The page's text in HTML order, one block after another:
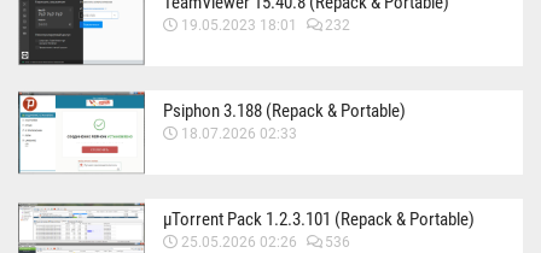
19.05.2023 18:01 232
Psiphon 3.188 (Repack & Portable)
18.07.2026 02:33
µTorrent Pack 1.2.3.101 (Repack & Portable)
25.05.2026 02:26 536